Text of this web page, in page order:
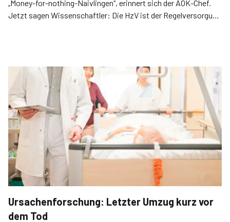
„Money-for-nothing-Naivlingen“, erinnert sich der AOK-Chef.
Jetzt sagen Wissenschaftler: Die HzV ist der Regelversorgung
Ursachenforschung: Letzter Umzug kurz vor
dem Tod